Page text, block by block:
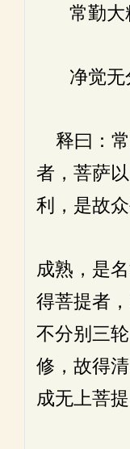
常勤大
净觉无
释曰：常
者，菩萨
利，是故
成熟，是
得菩提者
不分别三
修，故得
成无上菩